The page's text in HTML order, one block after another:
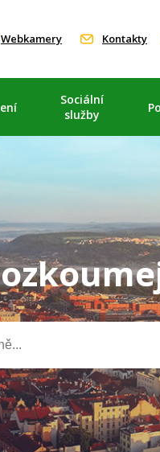
Webkamery Kontakty
Sociální
služby